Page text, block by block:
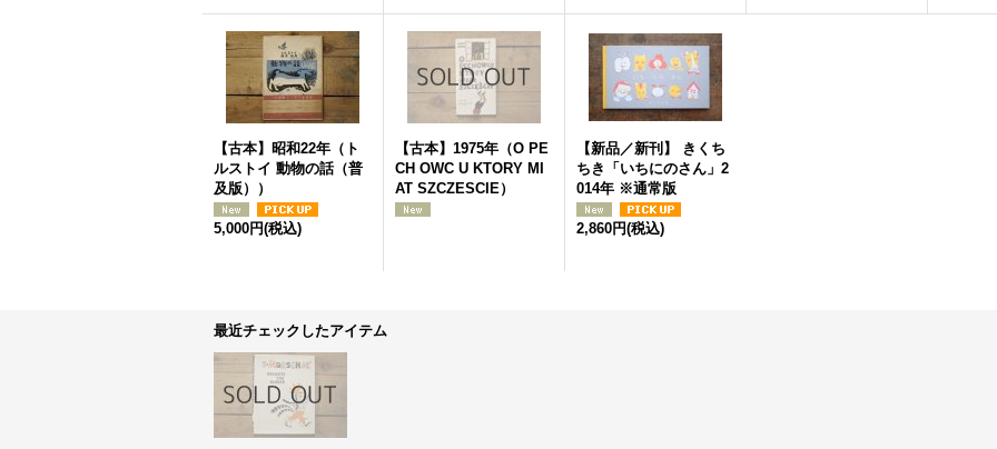
【古本】昭和22年（ト
ルストイ 動物の話（普
及版））
5,000円(税込)
【古本】1975年（O PE
CH OWC U KTORY MI
AT SZCZESCIE）
【新品／新刊】 きくち
ちき「いちにのさん」2
014年 ※通常版
2,860円(税込)
最近チェックしたアイテム